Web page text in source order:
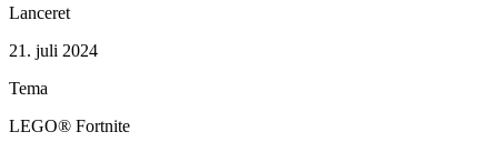
Lanceret
21. juli 2024
Tema
LEGO® Fortnite